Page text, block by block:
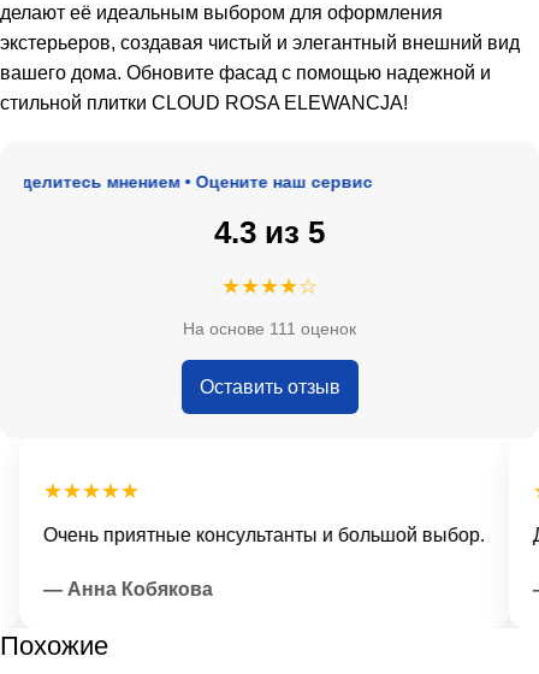
делают её идеальным выбором для оформления
экстерьеров, создавая чистый и элегантный внешний вид
вашего дома. Обновите фасад с помощью надежной и
стильной плитки CLOUD ROSA ELEWANCJA!
мнением • Оцените наш сервис
4.3 из 5
★★★★☆
На основе 111 оценок
Оставить отзыв
★★★★★
Очень приятные консультанты и большой выбор.
— Анна Кобякова —
Похожие